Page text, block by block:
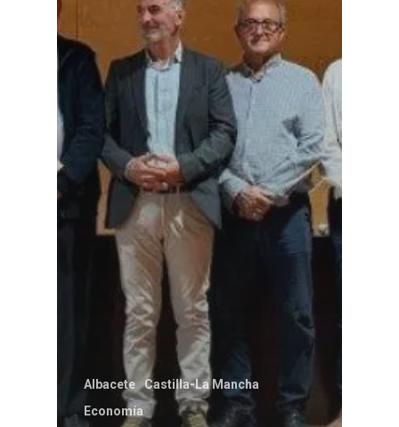
Albacete
Castilla-La Mancha
Economía